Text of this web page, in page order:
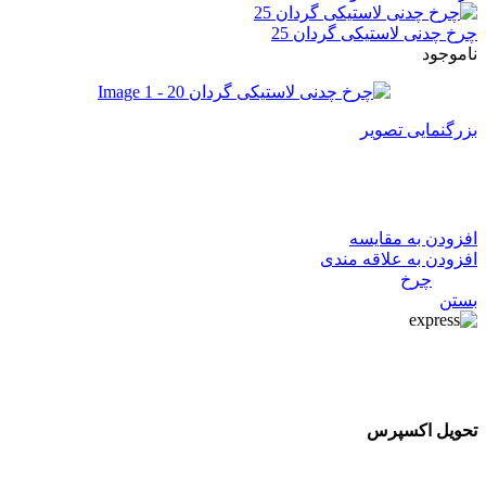
چرخ چدنی لاستیکی گردان 25
ناموجود
بزرگنمایی تصویر
افزودن به مقایسه
افزودن به علاقه مندی
چرخ
بستن
تحویل اکسپرس